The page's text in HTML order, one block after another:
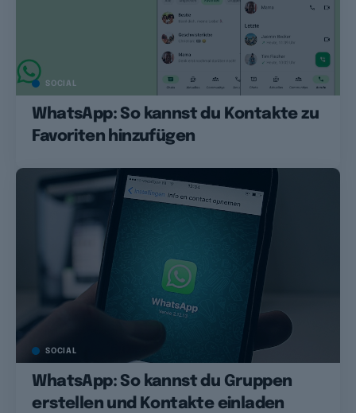
SOCIAL
WhatsApp: So kannst du Kontakte zu
Favoriten hinzufügen
SOCIAL
WhatsApp: So kannst du Gruppen
erstellen und Kontakte einladen